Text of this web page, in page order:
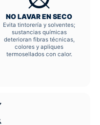
NO LAVAR EN SECO
Evita tintorería y solventes;
sustancias químicas
deterioran fibras técnicas,
colores y apliques
termosellados con calor.